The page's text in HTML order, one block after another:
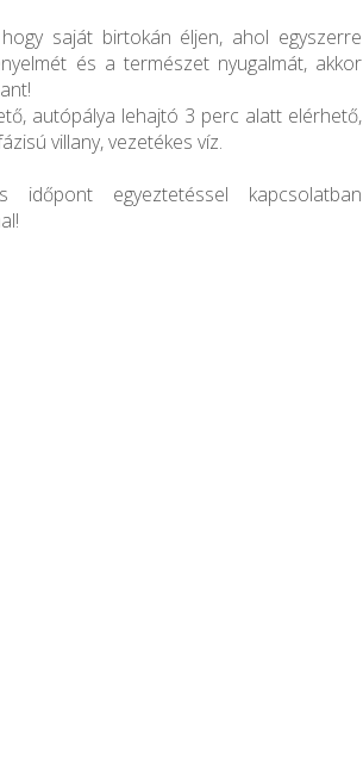
saját birtokán éljen, ahol egyszerre
és a természet nyugalmát, akkor
autópálya lehajtó 3 perc alatt elérhető,
villany, vezetékes víz.
időpont egyeztetéssel kapcsolatban